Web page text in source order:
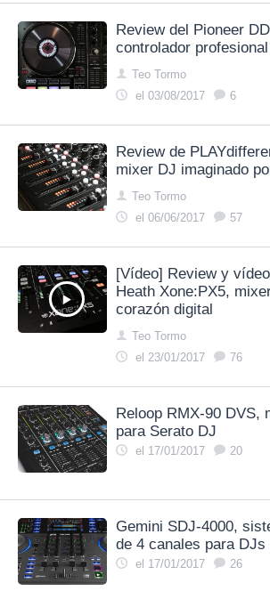
Review del Pioneer
controlador
Teo Tormo
el 03/08/2017
6
Review de
mixer DJ imaginado
Teo Tormo
el 06/06/2017
57
[Vídeo] Review y
Heath Xone:PX5,
corazón digital
Teo Tormo
el 23/01/2017
76
Reloop RMX-90 DVS,
para Serato DJ
el 17/01/2017 20
Gemini SDJ-4000,
de 4 canales para DJs
el 17/01/2017 26